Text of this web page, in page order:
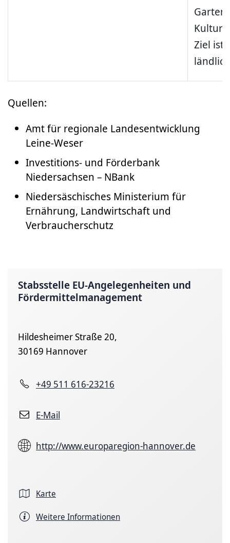
Ziel ist
Quellen:
Amt für regionale Landesentwicklung
Leine-Weser
Investitions- und Förderbank
Niedersachsen – NBank
Niedersäschisches Ministerium für
Ernährung, Landwirtschaft und
Verbraucherschutz
Stabsstelle EU-Angelegenheiten und
Fördermittelmanagement
Hildesheimer Straße 20,
30169 Hannover
+49 511 616-23216
E-Mail
http://www.europaregion-hannover.de
Karte
Weitere Informationen